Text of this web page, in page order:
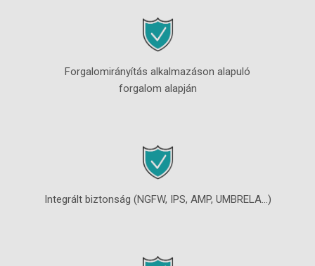
Forgalomirányítás alkalmazáson alapuló
forgalom alapján
Integrált biztonság (NGFW, IPS, AMP, UMBRELA...)